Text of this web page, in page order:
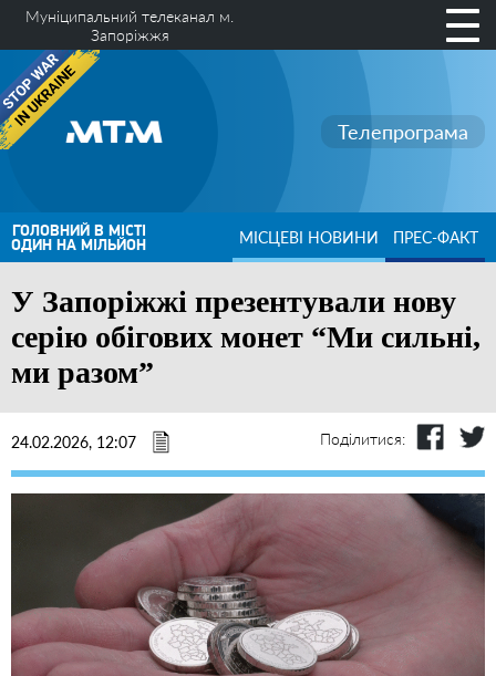
Муніципальний телеканал м.
Запоріжжя
Телепрограма
ГОЛОВНИЙ В МІСТІ
ОДИН НА МІЛЬЙОН МІСЦЕВІ НОВИНИ ПРЕС-ФАКТ
У Запоріжжі презентували нову
серію обігових монет “Ми сильні,
ми разом”
24.02.2026, 12:07 Поділитися: